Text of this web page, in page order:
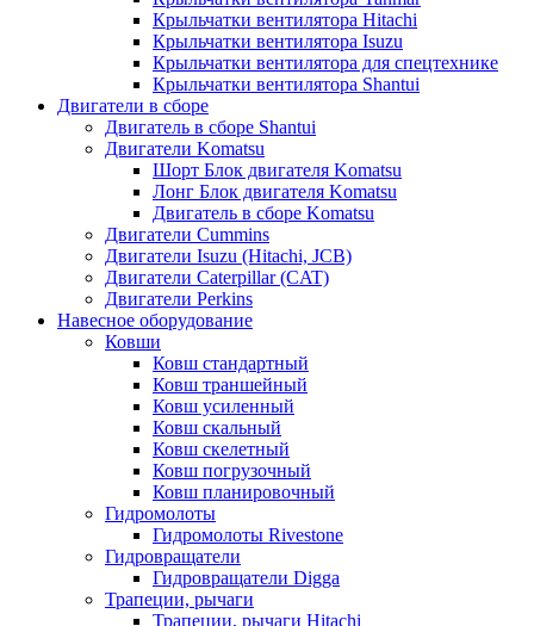
Крыльчатки вентилятора Hitachi
Крыльчатки вентилятора Isuzu
Крыльчатки вентилятора для спецтехнике
Крыльчатки вентилятора Shantui
Двигатели в сборе
Двигатель в сборе Shantui
Двигатели Komatsu
Шорт Блок двигателя Komatsu
Лонг Блок двигателя Komatsu
Двигатель в сборе Komatsu
Двигатели Cummins
Двигатели Isuzu (Hitachi, JCB)
Двигатели Caterpillar (CAT)
Двигатели Perkins
Навесное оборудование
Ковши
Ковш стандартный
Ковш траншейный
Ковш усиленный
Ковш скальный
Ковш скелетный
Ковш погрузочный
Ковш планировочный
Гидромолоты
Гидромолоты Rivestone
Гидровращатели
Гидровращатели Digga
Трапеции, рычаги
Трапеции, рычаги Hitachi